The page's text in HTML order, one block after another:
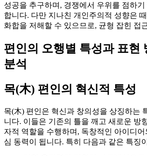
성공을 추구하며, 경쟁에서 우위를 점하
합니다. 다만 지나친 개인주의적 성향은
화합을 저해할 수 있으므로, 균형 잡힌 접
편인의 오행별 특성과 표현
분석
목(木) 편인의 혁신적 특성
목(木) 편인은 혁신과 창의성을 상징하는
니다. 이들은 기존의 틀을 깨고 새로운 방
자적 역할을 수행하며, 독창적인 아이디
심 동력이 됩니다. 특히 다음과 같은 특징